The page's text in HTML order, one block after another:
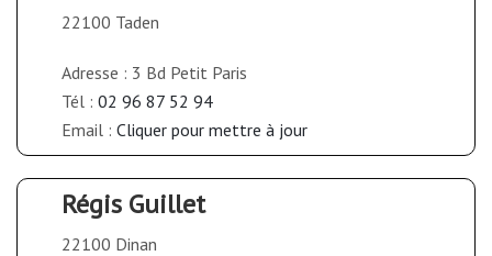
22100 Taden
Adresse : 3 Bd Petit Paris
Tél : 02 96 87 52 94
Email : Cliquer pour mettre à jour
Régis Guillet
22100 Dinan